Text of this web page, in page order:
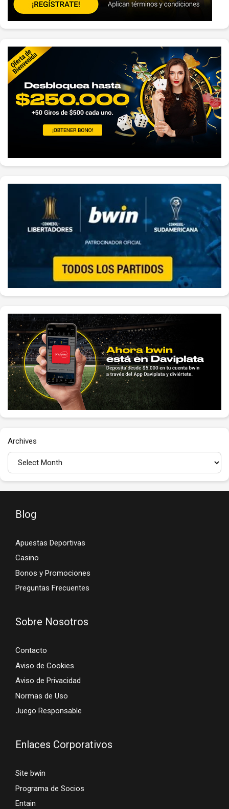
Archives
Blog
Apuestas Deportivas
Casino
Bonos y Promociones
Preguntas Frecuentes
Sobre Nosotros
Contacto
Aviso de Cookies
Aviso de Privacidad
Normas de Uso
Juego Responsable
Enlaces Corporativos
Site bwin
Programa de Socios
Entain